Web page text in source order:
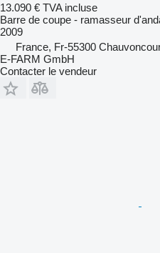
13.090 € TVA incluse
Barre de coupe - ramasseur
2009
France, Fr-55300
E-FARM GmbH
Contacter le vendeur